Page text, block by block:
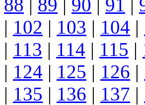
88 89 90 91
| 102 | 103 | 104 |
| 113 | 114 | 115 |
| 124 | 125 | 126 |
| 135 | 136 | 137 |